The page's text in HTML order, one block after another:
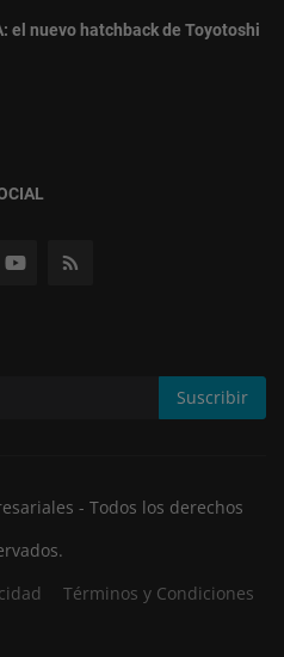
el nuevo hatchback de Toyotoshi
Suscribir
- Todos los derechos
Términos y Condiciones